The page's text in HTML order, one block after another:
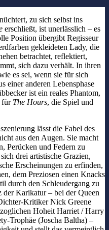
zu sich selbst ins
erschließt, ist unerlässlich – es
Position übergibt Regisseur
gekleideten Lady, die
betrachtet, reflektiert,
sich dazu verhält. In ihren
es sei, wenn sie für sich
einer anderen Lebensphase
ist ein reales Phantom,
für The Hours, die Spiel und
lässt die Fabel des
aus den Augen. Sie macht
Perücken und Federn zu
drei artistische Grazien,
Erscheinungen zu erfinden,
dem Preziosen einen Knacks
durch den Schleudergang zu
der Karikatur – bei der Queen
Kritiker Nick Greene
Hoheit Harriet / Harry
Trophäe (Joscha Baltha) –